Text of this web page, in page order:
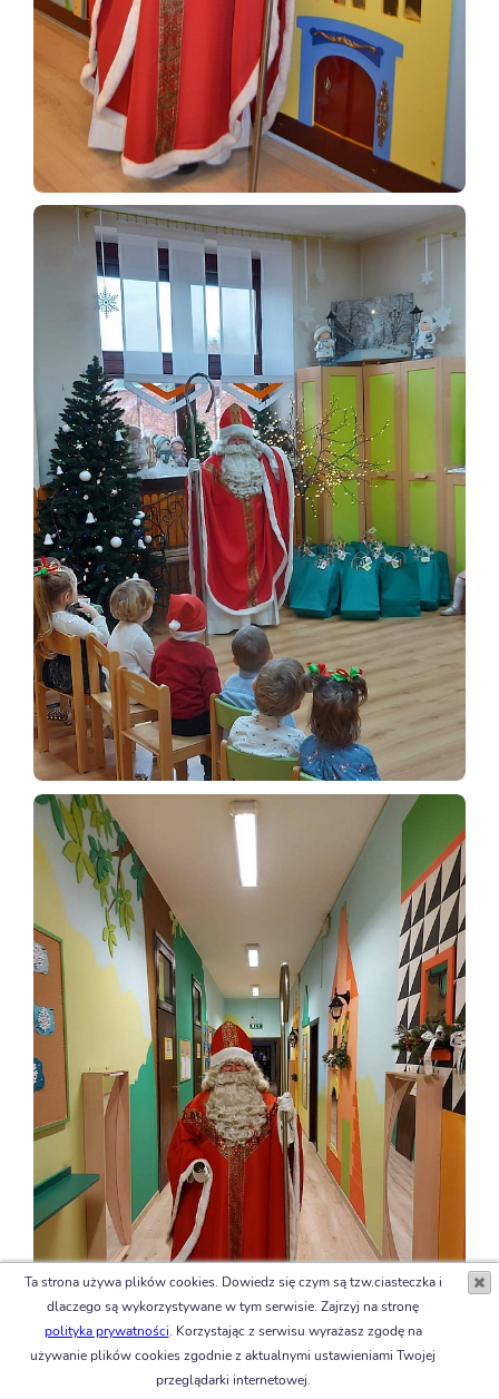
Ta strona używa plików cookies. Dowiedz się czym są tzw.ciasteczka i
dlaczego są wykorzystywane w tym serwisie. Zajrzyj na stronę
polityka prywatności. Korzystając z serwisu wyrażasz zgodę na
używanie plików cookies zgodnie z aktualnymi ustawieniami Twojej
przeglądarki internetowej.